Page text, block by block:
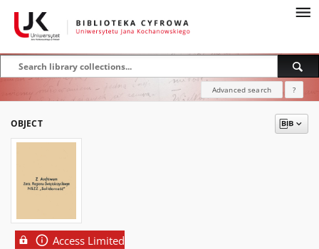
Advanced search ?
OBJECT
Access Limited